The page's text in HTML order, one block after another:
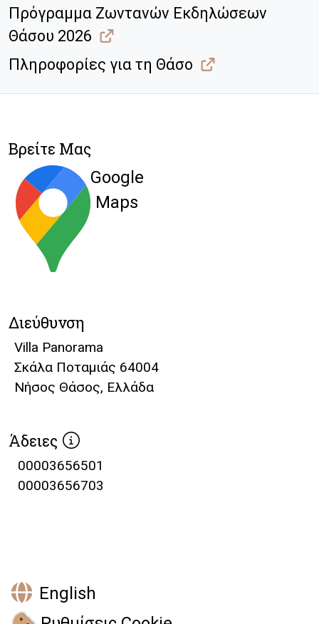
Πρόγραμμα Ζωντανών Εκδηλώσεων
Θάσου 2026
Πληροφορίες για τη Θάσο
Βρείτε Μας
Google
Maps
Διεύθυνση
Villa Panorama
Σκάλα Ποταμιάς 64004
Νήσος Θάσος, Ελλάδα
Άδειες
00003656501
00003656703
English